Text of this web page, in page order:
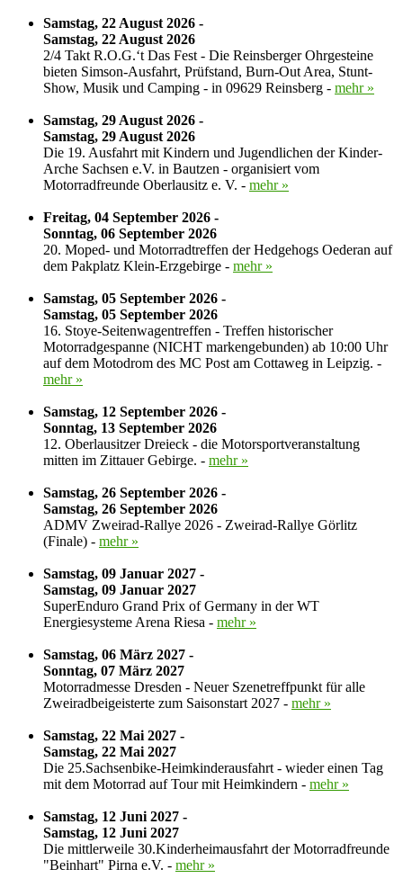
Samstag, 22 August 2026 -
Samstag, 22 August 2026
2/4 Takt R.O.G.‘t Das Fest - Die Reinsberger Ohrgesteine
bieten Simson-Ausfahrt, Prüfstand, Burn-Out Area, Stunt-
Show, Musik und Camping - in 09629 Reinsberg - mehr »
Samstag, 29 August 2026 -
Samstag, 29 August 2026
Die 19. Ausfahrt mit Kindern und Jugendlichen der Kinder-
Arche Sachsen e.V. in Bautzen - organisiert vom
Motorradfreunde Oberlausitz e. V. - mehr »
Freitag, 04 September 2026 -
Sonntag, 06 September 2026
20. Moped- und Motorradtreffen der Hedgehogs Oederan auf
dem Pakplatz Klein-Erzgebirge - mehr »
Samstag, 05 September 2026 -
Samstag, 05 September 2026
16. Stoye-Seitenwagentreffen - Treffen historischer
Motorradgespanne (NICHT markengebunden) ab 10:00 Uhr
auf dem Motodrom des MC Post am Cottaweg in Leipzig. -
mehr »
Samstag, 12 September 2026 -
Sonntag, 13 September 2026
12. Oberlausitzer Dreieck - die Motorsportveranstaltung
mitten im Zittauer Gebirge. - mehr »
Samstag, 26 September 2026 -
Samstag, 26 September 2026
ADMV Zweirad-Rallye 2026 - Zweirad-Rallye Görlitz
(Finale) - mehr »
Samstag, 09 Januar 2027 -
Samstag, 09 Januar 2027
SuperEnduro Grand Prix of Germany in der WT
Energiesysteme Arena Riesa - mehr »
Samstag, 06 März 2027 -
Sonntag, 07 März 2027
Motorradmesse Dresden - Neuer Szenetreffpunkt für alle
Zweiradbeigeisterte zum Saisonstart 2027 - mehr »
Samstag, 22 Mai 2027 -
Samstag, 22 Mai 2027
Die 25.Sachsenbike-Heimkinderausfahrt - wieder einen Tag
mit dem Motorrad auf Tour mit Heimkindern - mehr »
Samstag, 12 Juni 2027 -
Samstag, 12 Juni 2027
Die mittlerweile 30.Kinderheimausfahrt der Motorradfreunde
"Beinhart" Pirna e.V. - mehr »